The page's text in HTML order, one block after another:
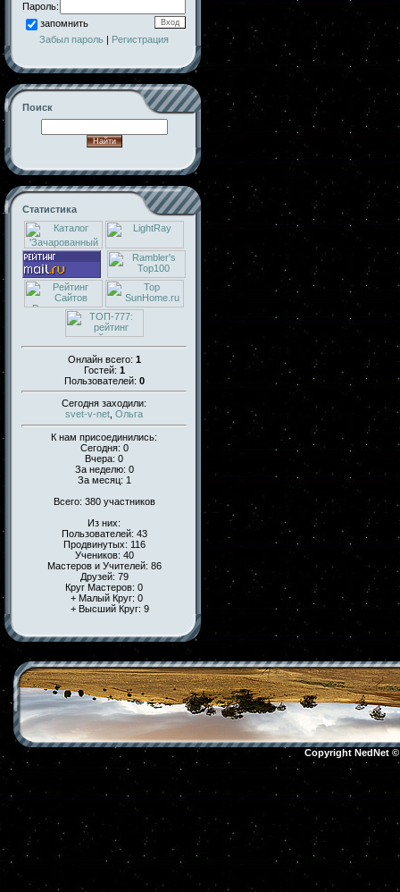
Пароль:
запомнить
Забыл пароль | Регистрация
Поиск
Статистика
Онлайн всего: 1
Гостей: 1
Пользователей: 0
Сегодня заходили:
svet-v-net Ольга
К нам присоединились:
Сегодня: 0
Вчера: 0
За неделю: 0
За месяц: 1
Всего: 380 участников
Из них:
Пользователей: 43
Продвинутых: 116
Учеников: 40
Мастеров и Учителей: 86
Друзей: 79
Круг Мастеров: 0
+ Малый Круг: 0
+ Высший Круг: 9
Copyright NedNet